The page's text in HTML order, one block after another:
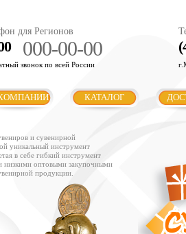
для Регионов
000-00-00
звонок по всей России
КАТАЛОГ
и сувенирной
уникальный инструмент
в себе гибкий инструмент
низкими оптовыми закупочными
продукции.